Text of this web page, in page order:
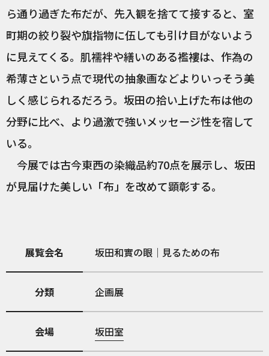
ら通り過ぎた布だが、先入観を捨てて接すると、室
町期の絞り裂や旗指物に伍しても引け目がないよう
に見えてくる。肌襦袢や繕いのある襤褸は、作為の
希薄さという点で現代の抽象画などよりいっそう美
しく感じられるだろう。坂田の拾い上げた布は他の
分野に比べ、より過激で強いメッセージ性を宿して
いる。
今展では古今東西の染織品約70点を展示し、坂田
が見届けた美しい「布」を改めて顕彰する。
展覧会名 坂田和實の眼｜見るための布
分類 企画展
会場 坂田室